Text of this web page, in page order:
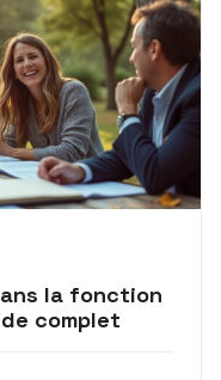
la fonction
complet